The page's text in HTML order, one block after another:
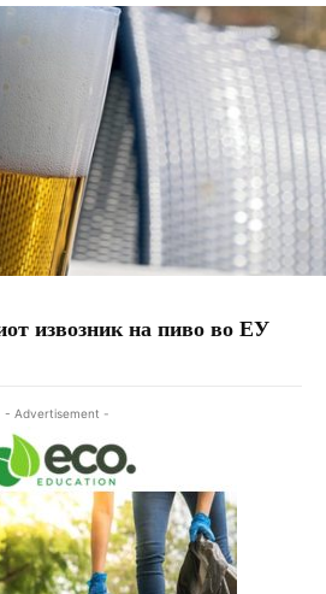
извозник на пиво во ЕУ
- Advertisement -